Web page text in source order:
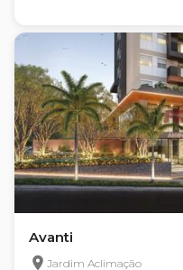
Avanti
Jardim Aclimação